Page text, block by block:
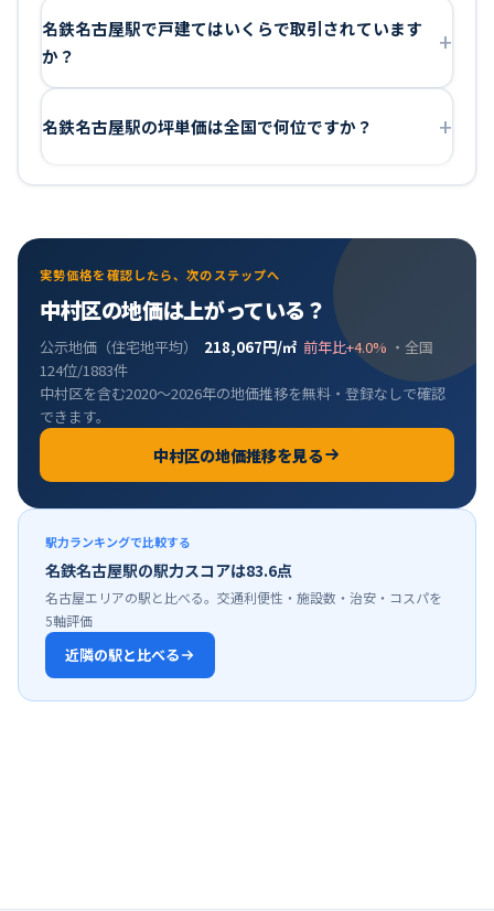
名鉄名古屋駅で戸建てはいくらで取引されています
か？
名鉄名古屋駅の坪単価は全国で何位ですか？
実勢価格を確認したら、次のステップへ
中村区の地価は上がっている ？
公示地価（住宅地平均） 218,067円/㎡ 前年比+4.0% ・全国
124位/1883件
中村区を含む2020〜2026年の地価推移を無料・登録なしで確認
できます。
中村区の地価推移を見る
駅力ランキングで比較する
名鉄名古屋駅の駅力スコアは83.6点
名古屋エリアの駅と比べる。交通利便性・施設数・治安・コスパを
5軸評価
近隣の駅と比べる